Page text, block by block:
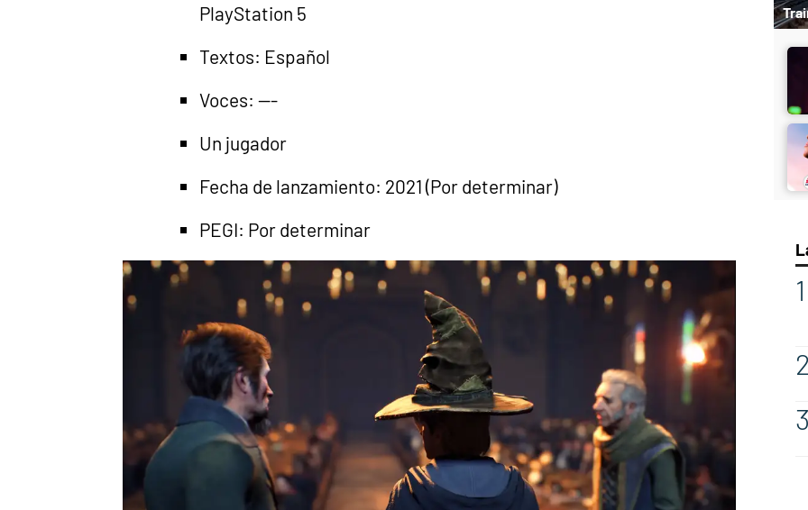
PlayStation 5
Textos: Español
Voces: ---
Un jugador
Fecha de lanzamiento: 2021 (Por determinar)
PEGI: Por determinar